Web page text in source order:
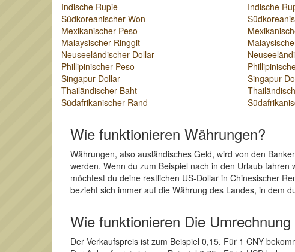
Indische Rupie
Südkoreanischer Won
Mexikanischer Peso
Malaysischer Ringgit
Neuseeländischer Dollar
Phillipinischer Peso
Singapur-Dollar
Thailändischer Baht
Südafrikanischer Rand
Indische
Singapur-
Wie funktionieren Währungen?
Währungen, also ausländisches Geld, wird von den
werden. Wenn du zum Beispiel nach in den Urlaub
möchtest du deine restlichen US-Dollar in Chinesischer
bezieht sich immer auf die Währung des Landes, in dem
Wie funktionieren Die
Der Verkaufspreis ist zum Beispiel 0,15. Für 1 CNY